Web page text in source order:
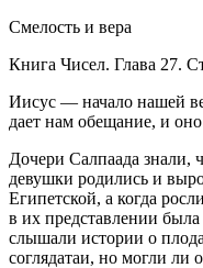
Смелость и вера
Книга Чисел. Глава 27.
Иисус — начало нашей
дает нам обещание, и
Дочери Салпаада знали,
девушки родились и
Египетской, а когда
в их представлении
слышали истории о
соглядатаи, но могли ли